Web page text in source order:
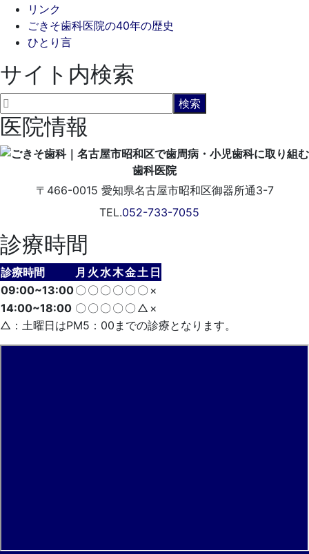
リンク
ごきそ歯科医院の40年の歴史
ひとり言
サイト内検索
医院情報
〒466-0015 愛知県名古屋市昭和区御器所通3-7
TEL.052-733-7055
診療時間
診療時間 月 火水木金土 日
09:00~13:00〇 〇 〇 〇 〇 〇 ×
14:00~18:00 〇 〇 〇 〇 〇 △ ×
△：土曜日はPM5：00までの診療となります。